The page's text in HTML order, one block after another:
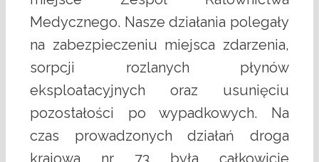
Medycznego. Nasze działania polegały
na zabezpieczeniu miejsca zdarzenia,
sorpcji rozlanych płynów
eksploatacyjnych oraz usunięciu
pozostałości po wypadkowych. Na
czas prowadzonych działań droga
krajowa nr 73 była całkowicie